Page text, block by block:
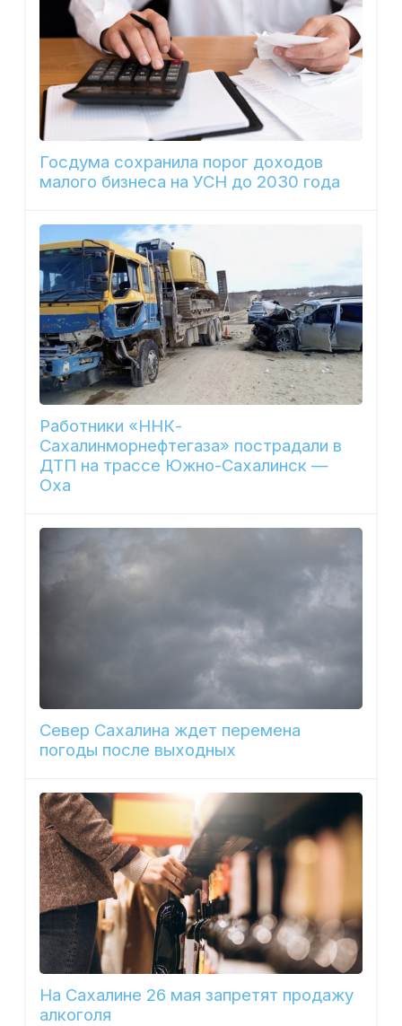
Госдума сохранила порог доходов
малого бизнеса на УСН до 2030 года
Работники «ННК-
Сахалинморнефтегаза» пострадали в
ДТП на трассе Южно-Сахалинск —
Оха
Север Сахалина ждет перемена
погоды после выходных
На Сахалине 26 мая запретят продажу
алкоголя